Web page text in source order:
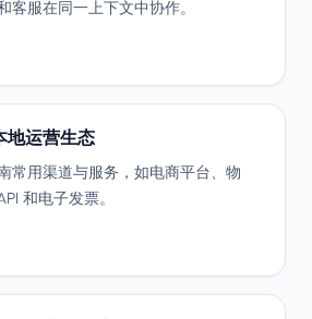
客服在同一上下文中协作。
地运营生态
常用渠道与服务，如电商平台、物
和电子发票。